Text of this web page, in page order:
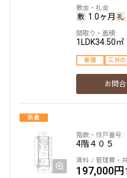
申込無し物件のみ表示
より詳細な絞り込み
1.0ヶ月
1LDK34.50㎡
新築 三井の
お問合
新着
4階４０５
197,000円